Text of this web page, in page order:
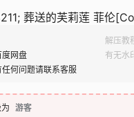
葬送的芙莉莲 菲伦
解压教
度网盘 有无水
任何问题请联系客服
游客